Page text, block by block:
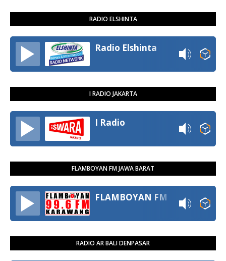
RADIO ELSHINTA
Radio Elshinta
I RADIO JAKARTA
I Radio
FLAMBOYAN FM JAWA BARAT
FLAMBOYAN FM
RADIO AR BALI DENPASAR